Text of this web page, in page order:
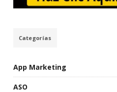
Categorías
App Marketing
ASO